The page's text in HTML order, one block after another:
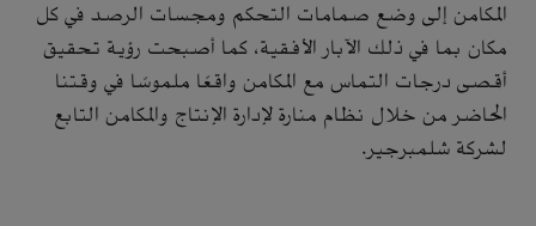
المكامن إلى وضع صمامات التحكم ومجسات الرصد في كل
مكان بما في ذلك الآبار الأفقية، كما أصبحت رؤية تحقيق
أقصى درجات التماس مع المكامن واقعًا ملموسًا في وقتنا
الحاضر من خلال نظام منارة لإدارة الإنتاج والمكامن التابع
لشركة شلمبرجير.